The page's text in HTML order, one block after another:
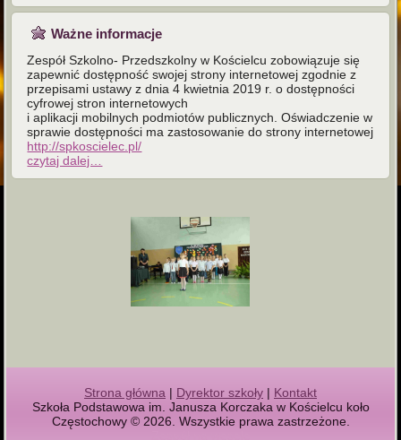
Ważne informacje
Zespół Szkolno- Przedszkolny w Kościelcu zobowiązuje się
zapewnić dostępność swojej strony internetowej zgodnie z
przepisami ustawy z dnia 4 kwietnia 2019 r. o dostępności
cyfrowej stron internetowych
i aplikacji mobilnych podmiotów publicznych. Oświadczenie w
sprawie dostępności ma zastosowanie do strony internetowej
http://spkoscielec.pl/
czytaj dalej…
Strona główna | Dyrektor szkoły | Kontakt
Szkoła Podstawowa im. Janusza Korczaka w Kościelcu koło
Częstochowy © 2026. Wszystkie prawa zastrzeżone.